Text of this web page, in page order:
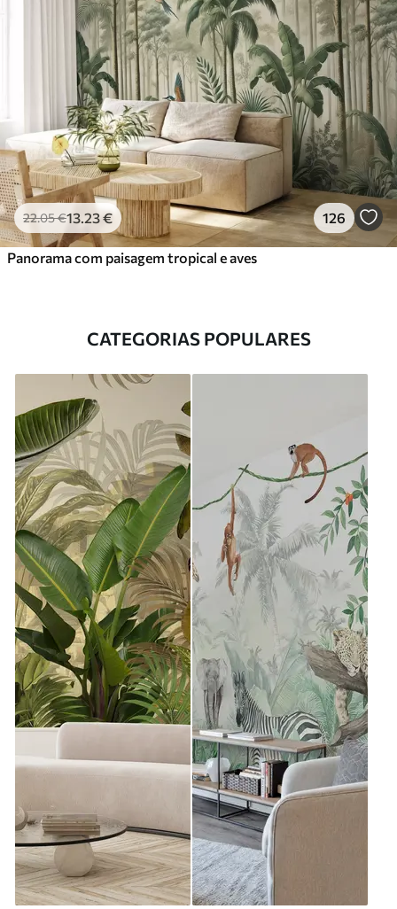
22.05€13 .23€ 126
Panorama com paisagem tropical e aves
CATEGORIAS POPULARES